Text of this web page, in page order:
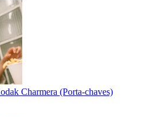
Charmera (Porta-chaves)